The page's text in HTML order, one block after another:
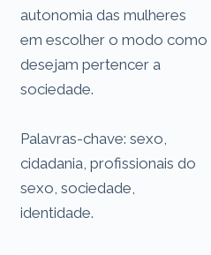
autonomia das mulheres
em escolher o modo como
desejam pertencer a
sociedade.
Palavras-chave: sexo,
cidadania, profissionais do
sexo, sociedade,
identidade.